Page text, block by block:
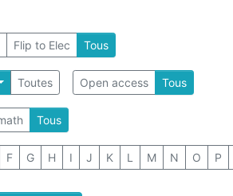
Flip to Elec Tous
Toutes Open access Tous
Tous
F G H I J K L M N O P